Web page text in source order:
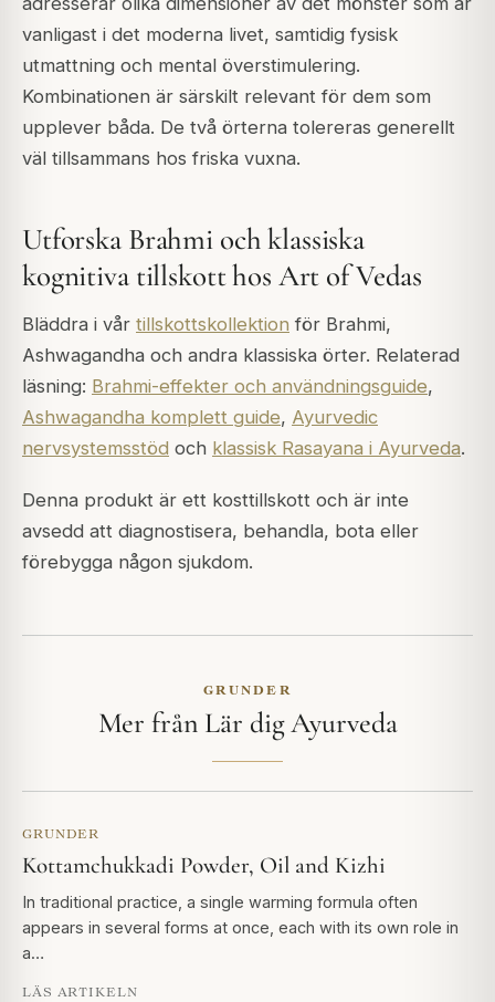
vanligast i det moderna livet, samtidig fysisk
utmattning och mental överstimulering.
Kombinationen är särskilt relevant för dem som
upplever båda. De två örterna tolereras generellt
väl tillsammans hos friska vuxna.
Utforska Brahmi och klassiska
kognitiva tillskott hos Art of Vedas
Bläddra i vår tillskottskollektion för Brahmi,
Ashwagandha och andra klassiska örter. Relaterad
läsning: Brahmi-effekter och användningsguide,
Ashwagandha komplett guide, Ayurvedic
nervsystemsstöd och klassisk Rasayana i Ayurveda.
Denna produkt är ett kosttillskott och är inte
avsedd att diagnostisera, behandla, bota eller
förebygga någon sjukdom.
GRUNDER
Mer från Lär dig Ayurveda
GRUNDER
Kottamchukkadi Powder, Oil and Kizhi
In traditional practice, a single warming formula often
appears in several forms at once, each with its own role in
a…
LÄS ARTIKELN